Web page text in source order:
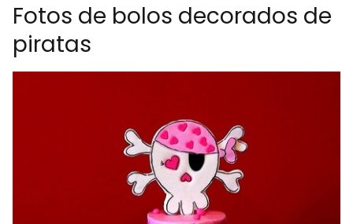
Fotos de bolos decorados de
piratas